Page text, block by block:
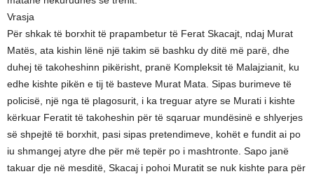
Vrasja
Për shkak të borxhit të prapambetur të Ferat Skacajt, ndaj Murat
Matës, ata kishin lënë një takim së bashku dy ditë më parë, dhe
duhej të takoheshinn pikërisht, pranë Kompleksit të Malajzianit, ku
edhe kishte pikën e tij të basteve Murat Mata. Sipas burimeve të
policisë, një nga të plagosurit, i ka treguar atyre se Murati i kishte
kërkuar Feratit të takoheshin për të sqaruar mundësinë e shlyerjes
së shpejtë të borxhit, pasi sipas pretendimeve, kohët e fundit ai po
iu shmangej atyre dhe për më tepër po i mashtronte. Sapo janë
takuar dje në mesditë, Skacaj i pohoi Muratit se nuk kishte para për